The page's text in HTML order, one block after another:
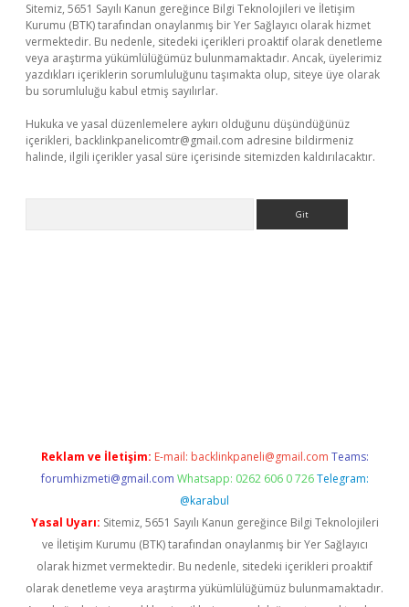
Sitemiz, 5651 Sayılı Kanun gereğince Bilgi Teknolojileri ve İletişim
Kurumu (BTK) tarafından onaylanmış bir Yer Sağlayıcı olarak hizmet
vermektedir. Bu nedenle, sitedeki içerikleri proaktif olarak denetleme
veya araştırma yükümlülüğümüz bulunmamaktadır. Ancak, üyelerimiz
yazdıkları içeriklerin sorumluluğunu taşımakta olup, siteye üye olarak
bu sorumluluğu kabul etmiş sayılırlar.
Hukuka ve yasal düzenlemelere aykırı olduğunu düşündüğünüz
içerikleri, backlinkpanelicomtr@gmail.com adresine bildirmeniz
halinde, ilgili içerikler yasal süre içerisinde sitemizden kaldırılacaktır.
Reklam ve İletişim: E-mail: backlinkpaneli@gmail.com Teams:
forumhizmeti@gmail.com Whatsapp: 0262 606 0 726 Telegram:
@karabul
Yasal Uyarı: Sitemiz, 5651 Sayılı Kanun gereğince Bilgi Teknolojileri
ve İletişim Kurumu (BTK) tarafından onaylanmış bir Yer Sağlayıcı
olarak hizmet vermektedir. Bu nedenle, sitedeki içerikleri proaktif
olarak denetleme veya araştırma yükümlülüğümüz bulunmamaktadır.